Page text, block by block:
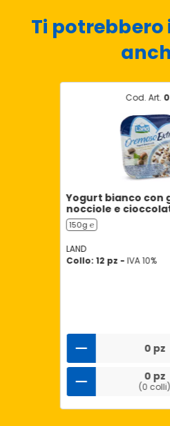
Ti
Cod. Art.
Yogurt bianco con
nocciole e
150g ℮
LAND
Collo: 12 pz - IVA 10%
0 pz
0 pz
(0 colli)